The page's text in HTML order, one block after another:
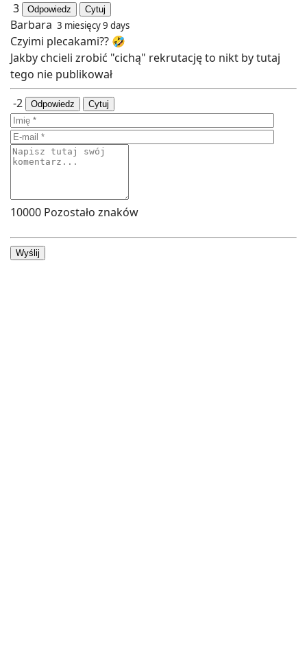
3
Odpowiedz Cytuj
Barbara 3 miesięcy 9 days
Czyimi plecakami?? 🤣
Jakby chcieli zrobić "cichą" rekrutację to nikt by tutaj
tego nie publikował
-2
Odpowiedz Cytuj
10000 Pozostało znaków
Wyślij